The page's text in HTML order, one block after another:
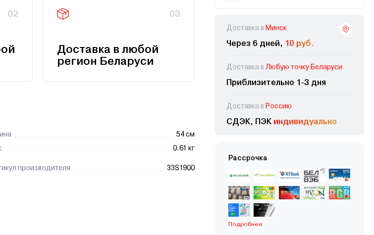
02 03
Доставка в любой
регион Беларуси
54 см
0.61 кг
производителя 33S1900
Доставка в Минск
Через 6 дней, 10 руб.
Доставка в Любую точку Беларуси
Приблизительно 1-3 дня
Доставка в Россию
СДЭК, ПЭК индивидуально
Рассрочка
Подробнее